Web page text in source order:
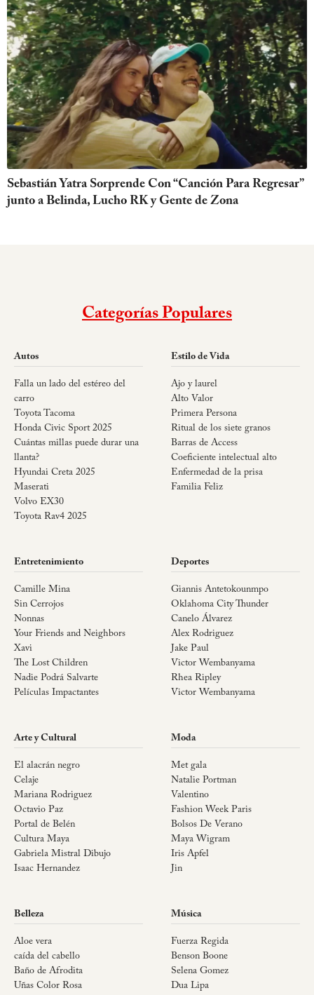
Sebastián Yatra Sorprende Con “Canción Para Regresar”
junto a Belinda, Lucho RK y Gente de Zona
Categorías Populares
Autos
Falla un lado del estéreo del
carro
Toyota Tacoma
Honda Civic Sport 2025
Cuántas millas puede durar una
llanta?
Hyundai Creta 2025
Maserati
Volvo EX30
Toyota Rav4 2025
Estilo de Vida
Ajo y laurel
Alto Valor
Primera Persona
Ritual de los siete granos
Barras de Access
Coeficiente intelectual alto
Enfermedad de la prisa
Familia Feliz
Entretenimiento
Camille Mina
Sin Cerrojos
Nonnas
Your Friends and Neighbors
Xavi
The Lost Children
Nadie Podrá Salvarte
Películas Impactantes
Deportes
Giannis Antetokounmpo
Oklahoma City Thunder
Canelo Álvarez
Alex Rodriguez
Jake Paul
Victor Wembanyama
Rhea Ripley
Victor Wembanyama
Arte y Cultural
El alacrán negro
Celaje
Mariana Rodriguez
Octavio Paz
Portal de Belén
Cultura Maya
Gabriela Mistral Dibujo
Isaac Hernandez
Moda
Met gala
Natalie Portman
Valentino
Fashion Week Paris
Bolsos De Verano
Maya Wigram
Iris Apfel
Jin
Belleza
Aloe vera
caída del cabello
Baño de Afrodita
Uñas Color Rosa
Música
Fuerza Regida
Benson Boone
Selena Gomez
Dua Lipa